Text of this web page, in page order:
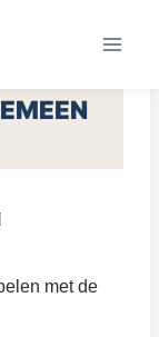
met de